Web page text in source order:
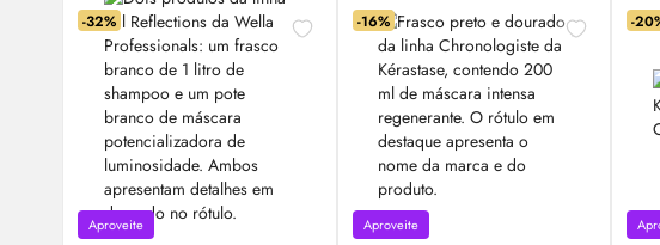
-32%
Aproveite
-16%
Aproveite
-